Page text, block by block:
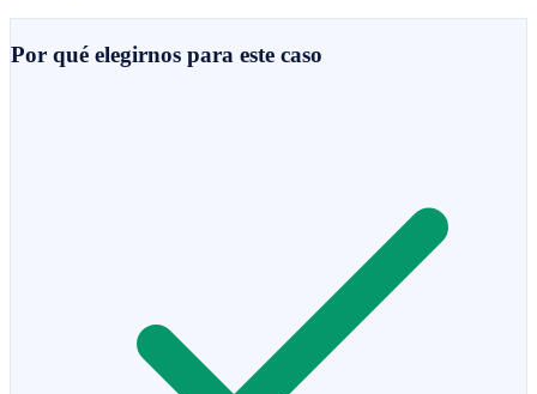
Por qué elegirnos para este caso